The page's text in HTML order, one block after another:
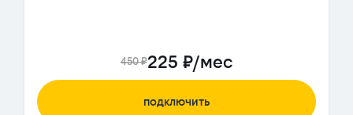
450 ₽225 ₽/мес
подключить